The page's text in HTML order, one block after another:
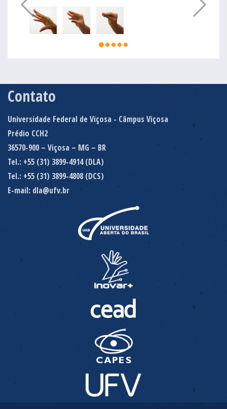
Contato
Universidade Federal de Viçosa - Câmpus Viçosa
Prédio CCH2
36570-900 – Viçosa – MG – BR
Tel.: +55 (31) 3899-4914 (DLA)
Tel.: +55 (31) 3899-4808 (DCS)
E-mail: dla@ufv.br